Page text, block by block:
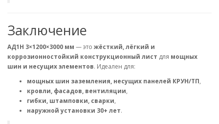
Заключение
АД1Н 3×1200×3000 мм — это жёсткий, лёгкий и
коррозионностойкий конструкционный лист для мощных
шин и несущих элементов. Идеален для:
мощных шин заземления, несущих панелей КРУН/ТП,
кровли, фасадов, вентиляции,
гибки, штамповки, сварки,
наружной установки 30+ лет.